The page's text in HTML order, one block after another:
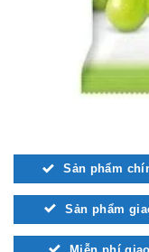
Sản phẩm
Sản phẩm